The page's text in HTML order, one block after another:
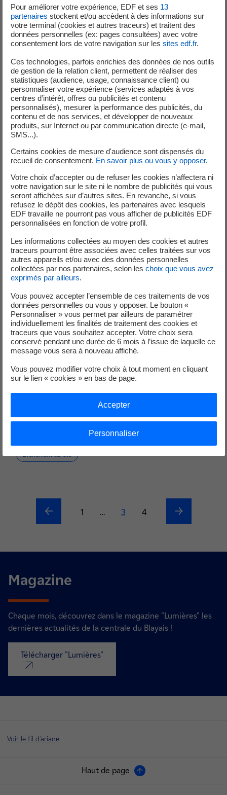
Déconnexion de l’unité de production n°1 pour
sa maintenance programmée
Exploitation
Événements significatifs – avril 2025
Evénement sûreté Evénement environnement
Événements significatifs – mars 2025
Evénement sûreté Evénement environnement
Evénement radioprotection
Evénement sûreté
Précédent
1 … Current page
3 Page
4 Suivant
Magazine
Chaque mois, découvrez dans le magazine "Lumières" les
dernières actualités de la centrale du Blayais !
Télécharger "Lumières"
nouvel onglet
Voir le fil d'ariane
Haut de page
Pour améliorer votre expérience, EDF et ses 13
partenaires stockent et/ou accèdent à des informations sur
votre terminal (cookies et autres traceurs) et traitent des
données personnelles (ex: pages consultées) avec votre
consentement lors de votre navigation sur les sites edf.fr.
Ces technologies, parfois enrichies des données de nos outils
de gestion de la relation client, permettent de réaliser des
statistiques (audience, usage, connaissance client) ou
personnaliser votre expérience (services adaptés à vos
centres d’intérêt, offres ou publicités et contenu
personnalisés), mesurer la performance des publicités, du
contenu et de nos services, et développer de nouveaux
produits, sur Internet ou par communication directe (e-mail,
SMS...).
Certains cookies de mesure d'audience sont dispensés du
recueil de consentement. En savoir plus ou vous y opposer.
Votre choix d’accepter ou de refuser les cookies n’affectera ni
votre navigation sur le site ni le nombre de publicités qui vous
seront affichées sur d’autres sites. En revanche, si vous
refusez le dépôt des cookies, les partenaires avec lesquels
EDF travaille ne pourront pas vous afficher de publicités EDF
personnalisées en fonction de votre profil.
Les informations collectées au moyen des cookies et autres
traceurs pourront être associées avec celles traitées sur vos
autres appareils et/ou avec des données personnelles
collectées par nos partenaires, selon les choix que vous avez
exprimés par ailleurs.
Vous pouvez accepter l’ensemble de ces traitements de vos
données personnelles ou vous y opposer. Le bouton «
Personnaliser » vous permet par ailleurs de paramétrer
individuellement les finalités de traitement des cookies et
traceurs que vous souhaitez accepter. Votre choix sera
conservé pendant une durée de 6 mois à l’issue de laquelle ce
message vous sera à nouveau affiché.
Vous pouvez modifier votre choix à tout moment en cliquant
sur le lien « cookies » en bas de page.
Personnaliser
Accepter